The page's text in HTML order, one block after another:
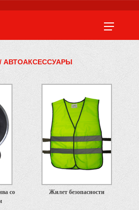
АВТОАКСЕССУАРЫ
со
Жилет безопасности